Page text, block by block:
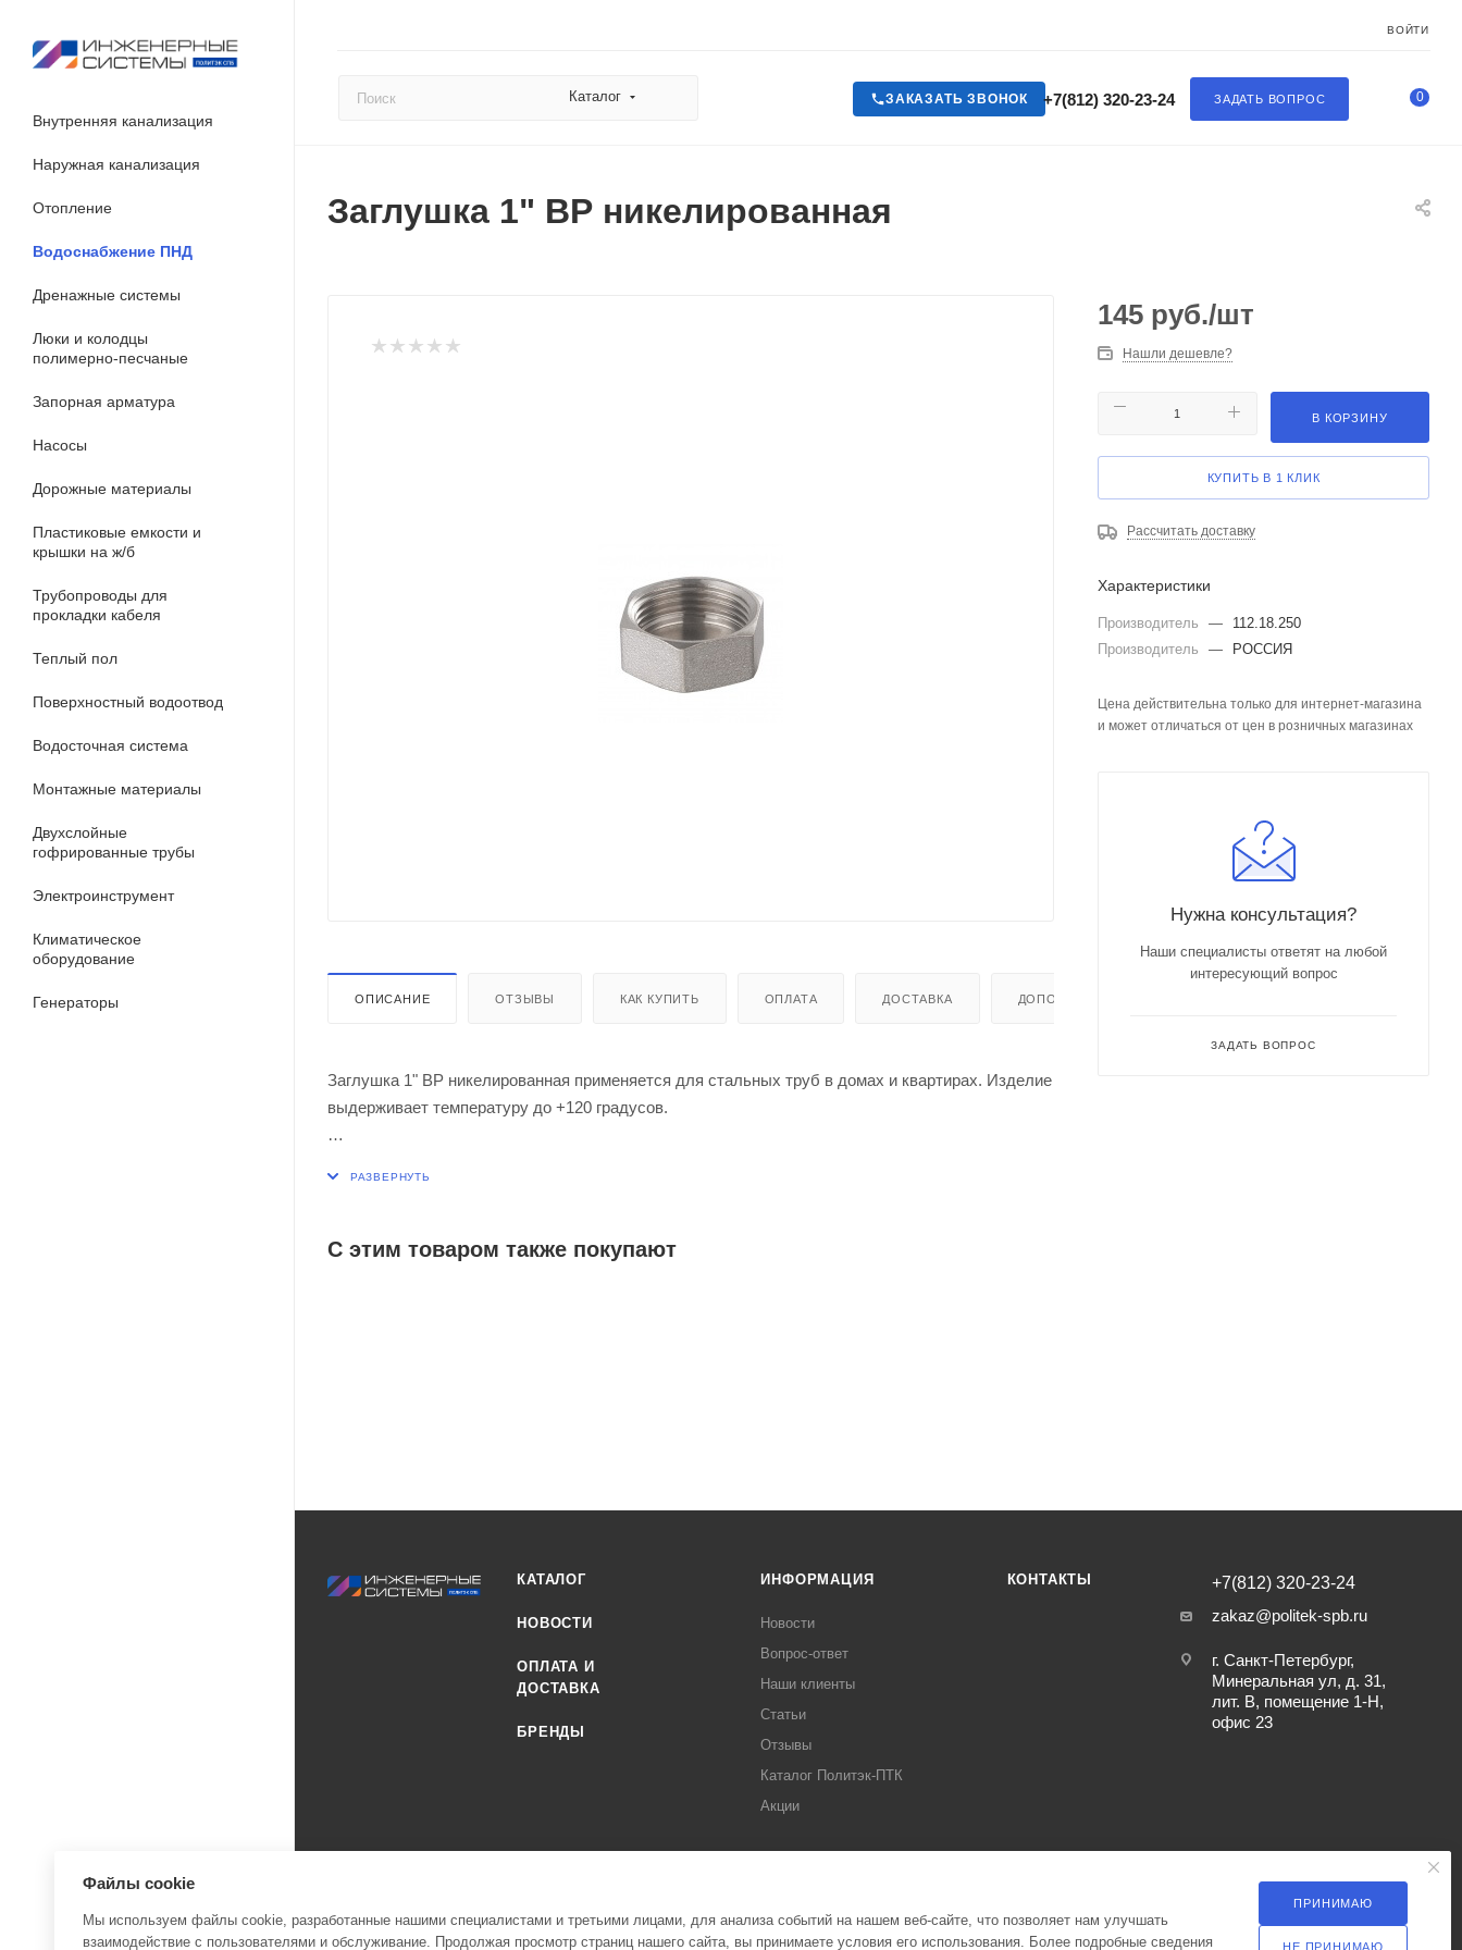
ВОЙТИ
Каталог ЗАДАТЬ ВОПРОС
+7(812) 320-23-24
ЗАКАЗАТЬ ЗВОНОК 0
Внутренняя канализация
Наружная канализация
Отопление
Водоснабжение ПНД
Дренажные системы
Люки и колодцы
полимерно-песчаные
Запорная арматура
Насосы
Дорожные материалы
Пластиковые емкости и
крышки на ж/б
Трубопроводы для
прокладки кабеля
Теплый пол
Поверхностный водоотвод
Водосточная система
Монтажные материалы
Двухслойные
гофрированные трубы
Электроинструмент
Климатическое
оборудование
Генераторы
Заглушка 1" ВР никелированная
ОПИСАНИЕ ОТЗЫВЫ КАК КУПИТЬ ОПЛАТА ДОСТАВКА ДОПОЛНИТЕЛЬНО
Заглушка 1" ВР никелированная применяется для стальных труб в домах и квартирах. Изделие
выдерживает температуру до +120 градусов.
С этим товаром также покупают
145 руб./шт
Нашли дешевле?
В КОРЗИНУ
КУПИТЬ В 1 КЛИК
Рассчитать доставку
Характеристики
Производитель —
112.18.250
Производитель
— РОССИЯ
Цена действительна только для интернет-магазина
и может отличаться от цен в розничных магазинах
Нужна консультация?
Наши специалисты ответят на любой
интересующий вопрос
ЗАДАТЬ ВОПРОС
КАТАЛОГ
НОВОСТИ
ОПЛАТА И
ДОСТАВКА
БРЕНДЫ
ИНФОРМАЦИЯ
Новости
Вопрос-ответ
Наши клиенты
Статьи
Отзывы
Каталог Политэк-ПТК
Акции
КОНТАКТЫ
+7(812) 320-23-24
zakaz@politek-spb.ru
г. Санкт-Петербург,
Минеральная ул, д. 31,
лит. В, помещение 1-Н,
офис 23
Файлы cookie
Мы используем файлы cookie, разработанные нашими специалистами и третьими лицами, для анализа событий на нашем веб-сайте, что позволяет нам улучшать
взаимодействие с пользователями и обслуживание. Продолжая просмотр страниц нашего сайта, вы принимаете условия его использования. Более подробные сведения
ПРИНИМАЮ
НЕ ПРИНИМАЮ